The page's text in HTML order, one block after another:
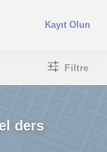
Kayıt Olun
Filtre
ders